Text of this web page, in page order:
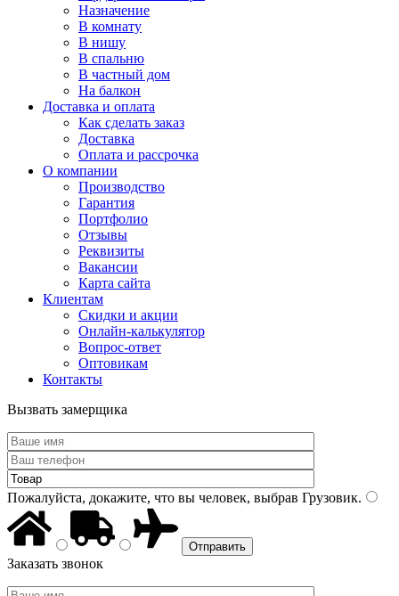
Назначение
В комнату
В нишу
В спальню
В частный дом
На балкон
Доставка и оплата
Как сделать заказ
Доставка
Оплата и рассрочка
О компании
Производство
Гарантия
Портфолио
Отзывы
Реквизиты
Вакансии
Карта сайта
Клиентам
Скидки и акции
Онлайн-калькулятор
Вопрос-ответ
Оптовикам
Контакты
Вызвать замерщика
Пожалуйста, докажите, что вы человек, выбрав Грузовик.
Заказать звонок